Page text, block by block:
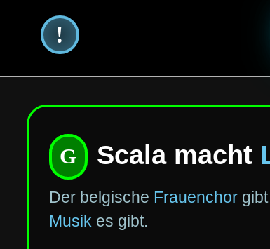
!
Scala macht
Der belgische Frauenchor
Musik es gibt.